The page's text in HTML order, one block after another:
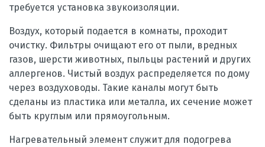
требуется установка звукоизоляции.
Воздух, который подается в комнаты, проходит
очистку. Фильтры очищают его от пыли, вредных
газов, шерсти животных, пыльцы растений и других
аллергенов. Чистый воздух распределяется по дому
через воздуховоды. Такие каналы могут быть
сделаны из пластика или металла, их сечение может
быть круглым или прямоугольным.
Нагревательный элемент служит для подогрева